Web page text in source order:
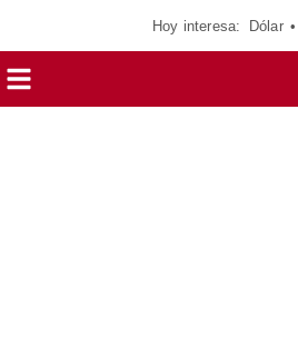
Hoy interesa: Dólar